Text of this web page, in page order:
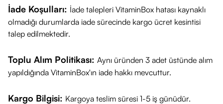
İade Koşulları: İade talepleri VitaminBox hatası kaynaklı
olmadığı durumlarda iade sürecinde kargo ücret kesintisi
talep edilmektedir.
Toplu Alım Politikası: Aynı üründen 3 adet üstünde alım
yapıldığında VitaminBox'ın iade hakkı mevcuttur.
Kargo Bilgisi: Kargoya teslim süresi 1-5 iş günüdür.